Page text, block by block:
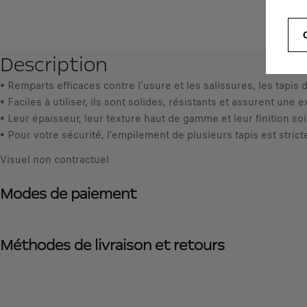
Description
• Remparts efficaces contre l'usure et les salissures, les
• Faciles à utiliser, ils sont solides, résistants et assurent une
• Leur épaisseur, leur texture haut de gamme et leur finition
• Pour votre sécurité, l'empilement de plusieurs tapis est
Visuel non contractuel
Modes de paiement
Méthodes de livraison et retours